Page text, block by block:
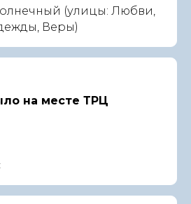
(улицы: Любви,
Веры)
на месте ТРЦ